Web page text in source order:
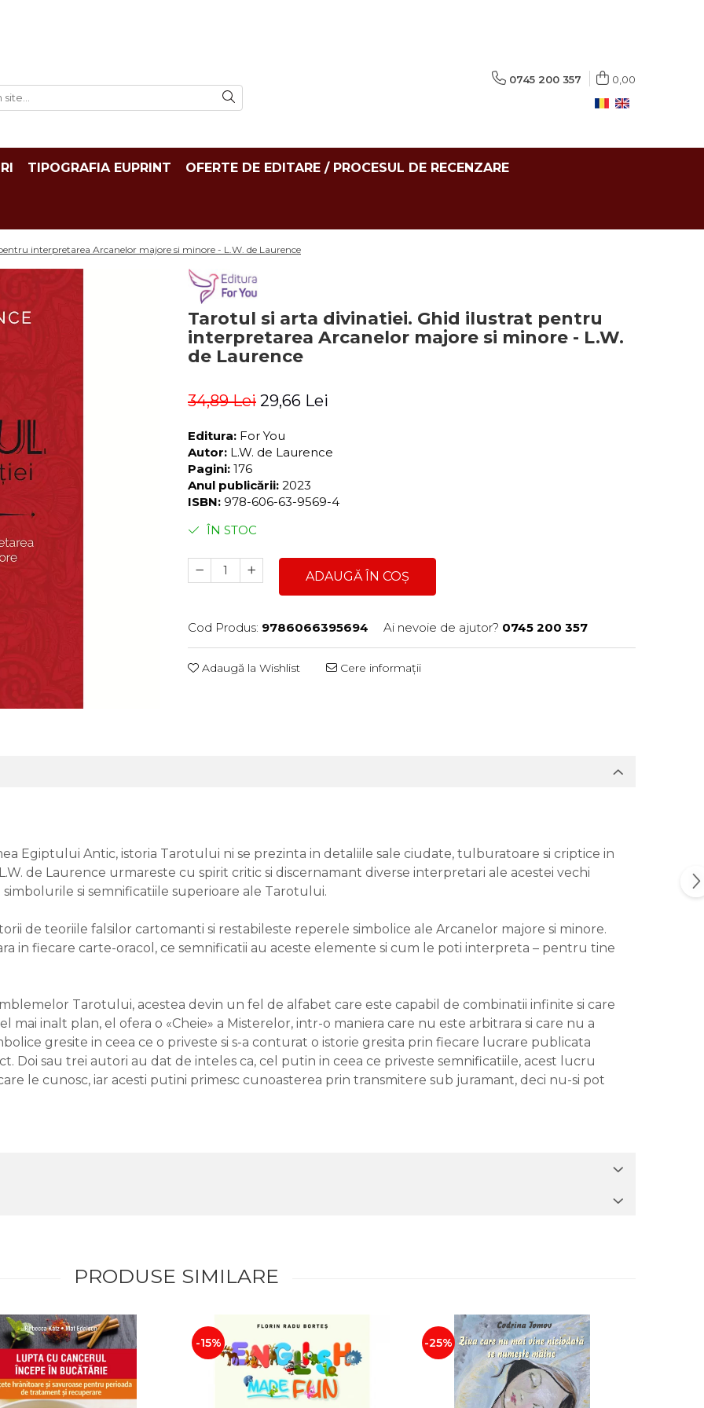
0745 200 357 0,00
TIPOGRAFIA EUPRINT OFERTE DE EDITARE / PROCESUL DE RECENZARE
interpretarea Arcanelor majore si minore - L.W. de Laurence
Tarotul si arta divinatiei. Ghid ilustrat pentru
interpretarea Arcanelor majore si minore - L.W.
de Laurence
34,89 Lei 29,66 Lei
Editura: For You
Autor: L.W. de Laurence
Pagini: 176
Anul publicării: 2023
ISBN: 978-606-63-9569-4
ÎN STOC
ADAUGĂ ÎN COȘ
Cod Produs: 9786066395694 Ai nevoie de ajutor? 0745 200 357
Adaugă la Wishlist Cere informații
Egiptului Antic, istoria Tarotului ni se prezinta in detaliile sale ciudate, tulburatoare si criptice in
de Laurence urmareste cu spirit critic si discernamant diverse interpretari ale acestei vechi
si semnificatiile superioare ale Tarotului.
de teoriile falsilor cartomanti si restabileste reperele simbolice ale Arcanelor majore si minore.
in fiecare carte-oracol, ce semnificatii au aceste elemente si cum le poti interpreta – pentru tine
Tarotului, acestea devin un fel de alfabet care este capabil de combinatii infinite si care
inalt plan, el ofera o «Cheie» a Misterelor, intr-o maniera care nu este arbitrara si care nu a
gresite in ceea ce o priveste si s-a conturat o istorie gresita prin fiecare lucrare publicata
Doi sau trei autori au dat de inteles ca, cel putin in ceea ce priveste semnificatiile, acest lucru
le cunosc, iar acesti putini primesc cunoasterea prin transmitere sub juramant, deci nu-si pot
PRODUSE SIMILARE
-15% -25%